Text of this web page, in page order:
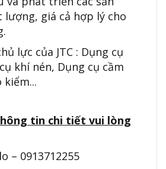
lượng, giá cả hợp lý cho
lực của JTC : Dụng cụ
khí nén, Dụng cụ cầm
kiểm...
tin chi tiết vui lòng
– 0913712255